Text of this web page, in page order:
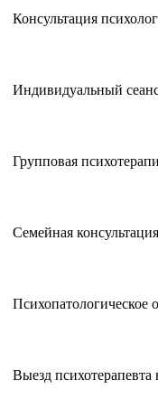
Консультация
Индивидуальный
Групповая
Семейная консультация
Психопатологическое
Выезд психотерапевта